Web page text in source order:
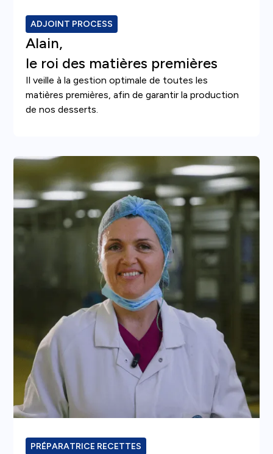
ADJOINT PROCESS
Alain,
le roi des matières premières
Il veille à la gestion optimale de toutes les
matières premières, afin de garantir la production
de nos desserts.
PRÉPARATRICE RECETTES